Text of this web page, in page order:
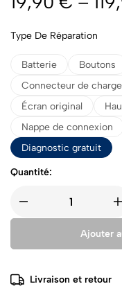
Type De Réparation
Batterie Boutons
Connecteur de charge
Écran original
Nappe de connexion
Diagnostic gratuit
Quantité:
Ajouter
Livraison et retour